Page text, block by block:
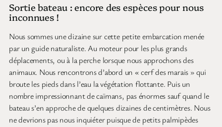
Sortie bateau : encore des espèces pour nous
inconnues !
Nous sommes une dizaine sur cette petite embarcation menée
par un guide naturaliste. Au moteur pour les plus grands
déplacements, ou à la perche lorsque nous approchons des
animaux. Nous rencontrons d’abord un « cerf des marais » qui
broute les pieds dans l’eau la végétation flottante. Puis un
nombre impressionnant de caïmans, pas énormes sauf quand le
bateau s’en approche de quelques dizaines de centimètres. Nous
ne devrions pas nous inquiéter puisque de petits palmipèdes